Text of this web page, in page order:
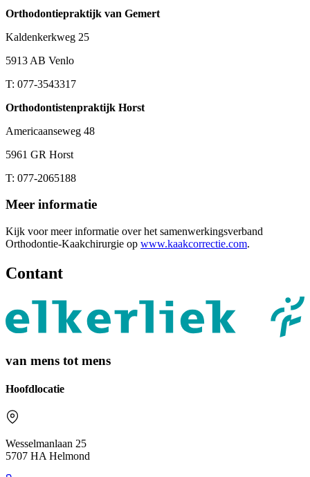
Orthodontiepraktijk van Gemert
Kaldenkerkweg 25
5913 AB Venlo
T: 077-3543317
Orthodontistenpraktijk Horst
Americaanseweg 48
5961 GR Horst
T: 077-2065188
Meer informatie
Kijk voor meer informatie over het samenwerkingsverband
Orthodontie-Kaakchirurgie op www.kaakcorrectie.com.
Contant
van mens tot mens
Hoofdlocatie
Wesselmanlaan 25
5707 HA Helmond